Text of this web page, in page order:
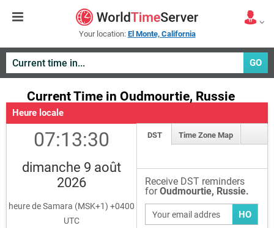
Your location: El Monte, California
GO
Current Time in Oudmourtie, Russie
Heure locale
07:13:30
dimanche 9 août
2026
heure de Samara (MSK+1) +0400
UTC
DST Time Zone Map
Receive DST reminders
forOudmourtie, Russie.
HO